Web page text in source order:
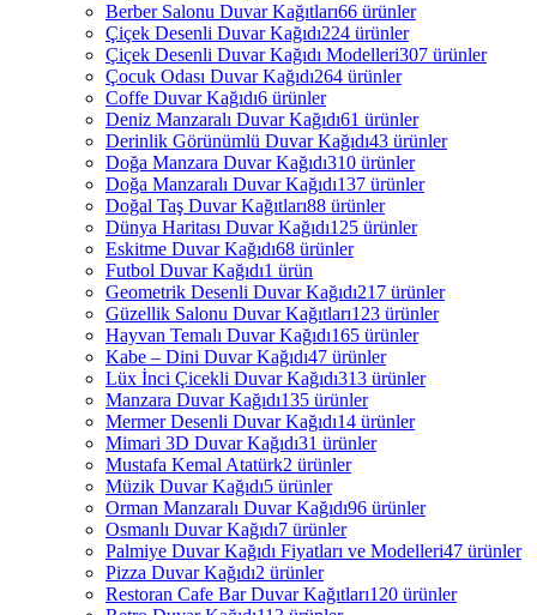
Berber Salonu Duvar Kağıtları66 ürünler
Çiçek Desenli Duvar Kağıdı224 ürünler
Çiçek Desenli Duvar Kağıdı Modelleri307 ürünler
Çocuk Odası Duvar Kağıdı264 ürünler
Coffe Duvar Kağıdı6 ürünler
Deniz Manzaralı Duvar Kağıdı61 ürünler
Derinlik Görünümlü Duvar Kağıdı43 ürünler
Doğa Manzara Duvar Kağıdı310 ürünler
Doğa Manzaralı Duvar Kağıdı137 ürünler
Doğal Taş Duvar Kağıtları88 ürünler
Dünya Haritası Duvar Kağıdı125 ürünler
Eskitme Duvar Kağıdı68 ürünler
Futbol Duvar Kağıdı1 ürün
Geometrik Desenli Duvar Kağıdı217 ürünler
Güzellik Salonu Duvar Kağıtları123 ürünler
Hayvan Temalı Duvar Kağıdı165 ürünler
Kabe – Dini Duvar Kağıdı47 ürünler
Lüx İnci Çicekli Duvar Kağıdı313 ürünler
Manzara Duvar Kağıdı135 ürünler
Mermer Desenli Duvar Kağıdı14 ürünler
Mimari 3D Duvar Kağıdı31 ürünler
Mustafa Kemal Atatürk2 ürünler
Müzik Duvar Kağıdı5 ürünler
Orman Manzaralı Duvar Kağıdı96 ürünler
Osmanlı Duvar Kağıdı7 ürünler
Palmiye Duvar Kağıdı Fiyatları ve Modelleri47 ürünler
Pizza Duvar Kağıdı2 ürünler
Restoran Cafe Bar Duvar Kağıtları120 ürünler